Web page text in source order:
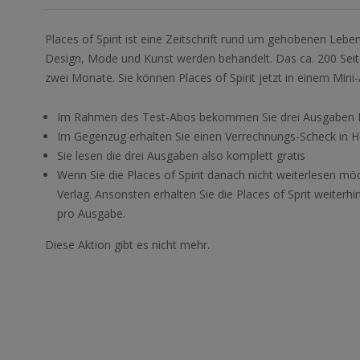
Places of Spirit ist eine Zeitschrift rund um gehobenen
Design, Mode und Kunst werden behandelt. Das ca. 200
zwei Monate. Sie können Places of Spirit jetzt in einem
Im Rahmen des Test-Abos bekommen Sie drei
Im Gegenzug erhalten Sie einen Verrechnungs-Scheck in
Sie lesen die drei Ausgaben also komplett gratis
Wenn Sie die Places of Spirit danach nicht weiterlesen
Verlag. Ansonsten erhalten Sie die Places of Sprit
pro Ausgabe.
Diese Aktion gibt es nicht mehr.